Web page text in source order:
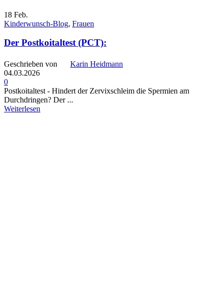
18 Feb.
Kinderwunsch-Blog, Frauen
Der Post­koi­t­al­test (PCT):
Geschrieben von
Karin Heidmann
04.03.2026
0
Post­koi­t­al­test - Hindert der Zervixschleim die Spermien am
Durchdringen? Der ...
Weiterlesen